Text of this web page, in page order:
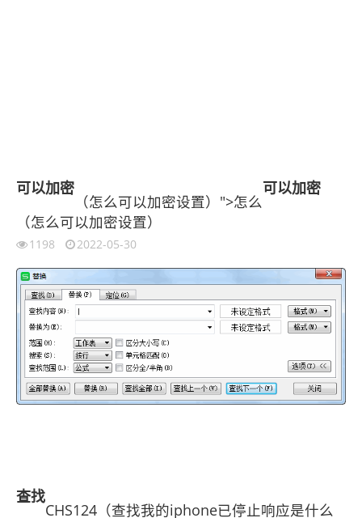
可以加密
（怎么可以加密设置）">怎么
可以加密
（怎么可以加密设置）
1198 2022-05-30
查找
CHS124（查找我的iphone已停止响应是什么